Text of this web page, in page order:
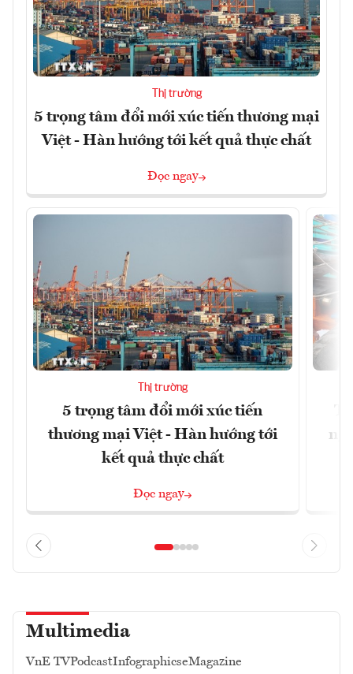
Thị trường
5 trọng tâm đổi mới xúc tiến thương mại
Việt - Hàn hướng tới kết quả thực chất
Đọc ngay
Thị trường
5 trọng tâm đổi mới xúc tiến
thương mại Việt - Hàn hướng tới
kết quả thực chất
Đọc ngay
Multimedia
VnE TVPodcastInfographicseMagazine